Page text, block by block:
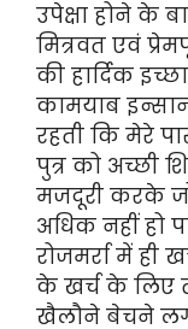
उपेक्षा होने के
मित्रवत एवं
की हार्दिक
कामयाब
रहती कि मेरे
पुत्र को अच्छी
मजदूरी करके
अधिक नहीं हो
रोजमर्रा में ही
के खर्च के लिए
खैलौने बेचने